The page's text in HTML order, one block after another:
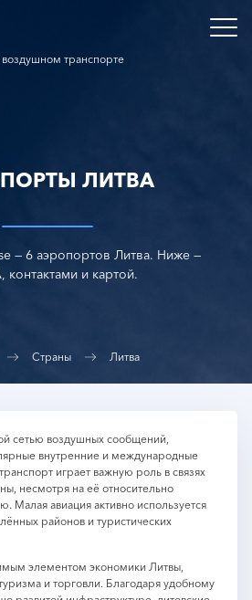
воздушном транспорте
ЛИТВА
— 6 аэропортов Литва. Ниже —
контактами и картой.
Страны Литва
сетью воздушных сообщений,
внутренние и международные
играет важную роль в связях
несмотря на её относительно
Малая авиация активно используется
районов и туристических
элементом экономики Литвы,
и торговли. Благодаря удобному